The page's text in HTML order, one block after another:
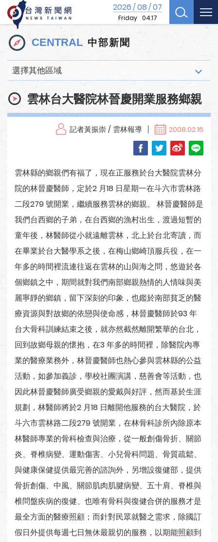
2026/08/07
Friday 04:17
CENTRAL 中部新聞
選擇其他區域
雲林台大醫院林晉慶開業服務鄉親
記者黃振崇 / 雲林報導 2008.02.16
雲林縣的鄉親們有福了，現在正服務於台大醫院雲林分
院的林晉慶醫師，定於2 月18 日星期一在斗六市雲林路
二段279 號開業，繼續服務雲林的鄉親。 林晉慶醫師是
我們台西鄉的子弟，在台西鄉的漁村出生，渡過短暫的
童年後，林醫師從小就遠離雲林，北上於台北寄讀，而
在畢業於台大醫學系之後，在梅山鄉崎頂服兵役，在一
年多的時間裡流連往返在雲林的山與海之問，悠遊於各
個鄉鎮之中，期間就對我們南部鄉親熱情的人情味與美
麗寧靜的鄉鎮，留下深刻的印象，也鑑於南部貧乏的醫
療資源與對故鄉的依戀與使命感，林晉慶醫師於93 年
台大骨科訓練結束之後，就亦然截然離開繁華的台北，
回到故鄉母親的懷抱，在3 年多的時間裡，除醫院內專
業的醫療業務外，林晉慶醫師也熱心參與雲林縣的公益
活動，如參加義診，學校社團演講，慈善會等活動，也
因此林晉慶醫師廣受鄉親的愛戴與好評，然而基於生涯
規劃，林醫師將於2 月18 日離開他服務的台大醫院，於
斗六市雲林路二段279 號開業，在林骨科診所內除原本
林醫師專業的骨科檢查與治療，從一般創傷骨折、關節
炎、脊椎病變、運動傷害、小兒骨科問題、骨質疏鬆、
與健康保健提供最完善的諮詢外，另增設復健部，提供
骨折創傷、中風、關節肌肉肌腱病變、五十肩、脊椎與
椎問盤疾病的復健、也唯有骨科與復健合併的服務才是
最全方面的醫療照顧；而針對民眾就醫之需求，除國訂
假日外提供每週七日無休最親切的服務，以期能照顧到